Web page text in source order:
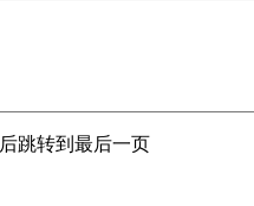
跳转到最后一页